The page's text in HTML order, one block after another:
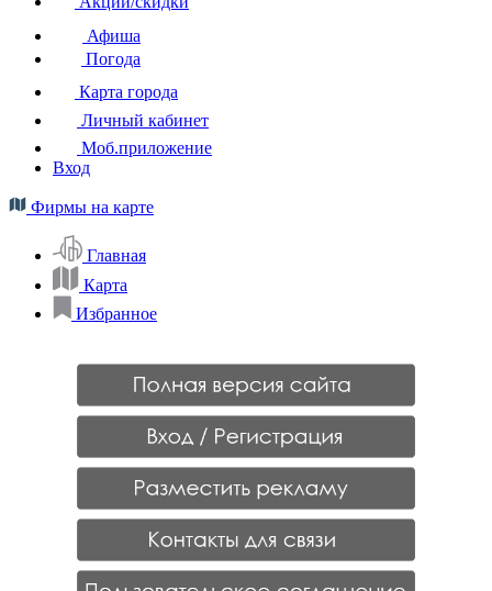
Афиша
Погода
Карта города
Личный кабинет
Моб.приложение
Вход
Фирмы на карте
Главная
Карта
Избранное